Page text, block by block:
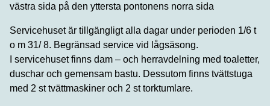
västra sida på den yttersta pontonens norra sida
Servicehuset är tillgängligt alla dagar under perioden 1/6 t
o m 31/ 8. Begränsad service vid lågsäsong.
I servicehuset finns dam – och herravdelning med toaletter,
duschar och gemensam bastu. Dessutom finns tvättstuga
med 2 st tvättmaskiner och 2 st torktumlare.